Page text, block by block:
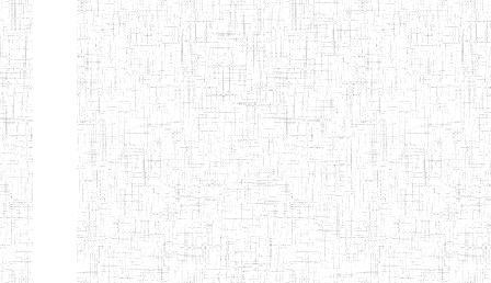
INCLUSIVE
LOUIS
BRAILLE DU
CJARC
ENIEG LA
PENSEE
28/12/2007 ENIEG Privé
ENIEG PRIVEE
28/08/2009 ENIEG Privé